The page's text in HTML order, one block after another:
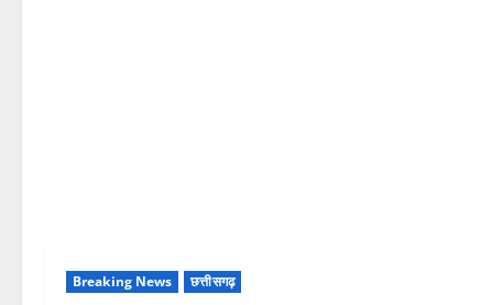
Breaking News छत्तीसगढ़